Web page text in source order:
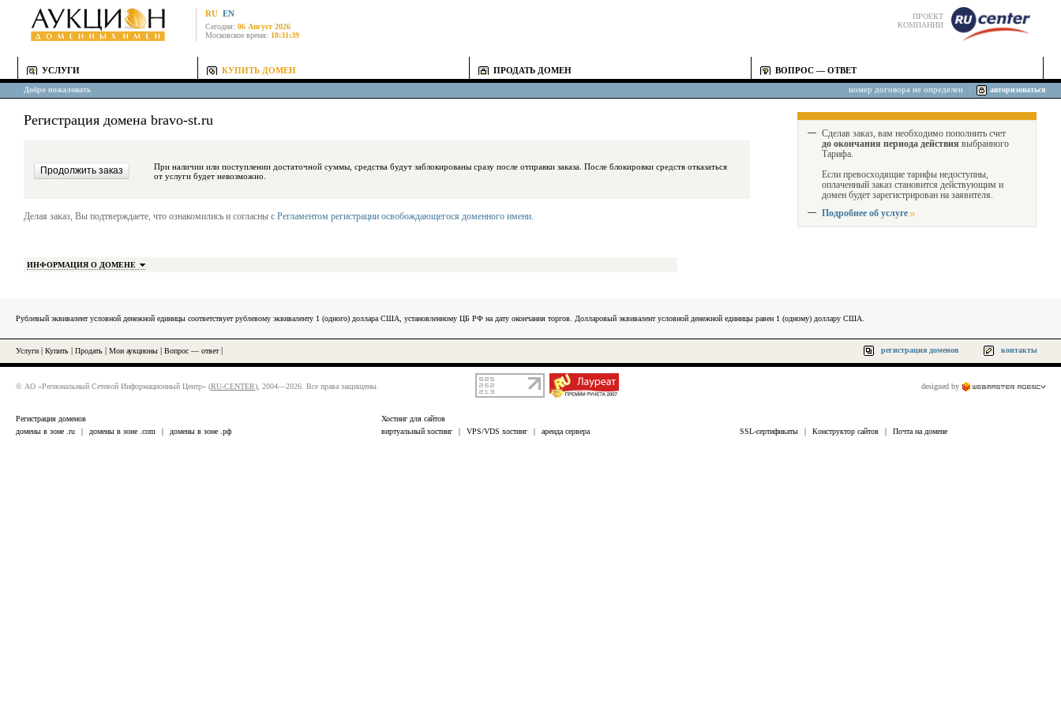
RU EN
Сегодня: 06 Август 2026
Московское время: 18:31:39
ПРОЕКТ
КОМПАНИИ
УСЛУГИ КУПИТЬ ДОМЕН ПРОДАТЬ ДОМЕН ВОПРОС — ОТВЕТ
Добро пожаловать номер договора не определен авторизоваться
Регистрация домена bravo-st.ru
При наличии или поступлении достаточной суммы, средства будут заблокированы сразу после отправки заказа. После блокировки средств отказаться
от услуги будет невозможно.
Делая заказ, Вы подтверждаете, что ознакомились и согласны с Регламентом регистрации освобождающегося доменного имени.
ИНФОРМАЦИЯ О ДОМЕНЕ
Сделав заказ, вам необходимо пополнить счет
до окончания периода действия выбранного
Тарифа.
Если превосходящие тарифы недоступны,
оплаченный заказ становится действующим и
домен будет зарегистрирован на заявителя.
Подробнее об услуге
Рублевый эквивалент условной денежной единицы соответствует рублевому эквиваленту 1 (одного) доллара США, установленному ЦБ РФ на дату окончания торгов. Долларовый эквивалент условной денежной единицы равен 1 (одному) доллару США.
Услуги Купить Продать Мои аукционы Вопрос — ответ| регистрация доменов контакты
© АО «Региональный Сетевой Информационный Центр» (RU-CENTER), 2004—2026. Все права защищены. designed by
Регистрация доменов
домены в зоне .ru
| домены в зоне .com | домены в зоне .рф
Хостинг для сайтов
виртуальный хостинг
| VPS/VDS хостинг | аренда сервера SSL-сертификаты | Конструктор сайтов | Почта на домене